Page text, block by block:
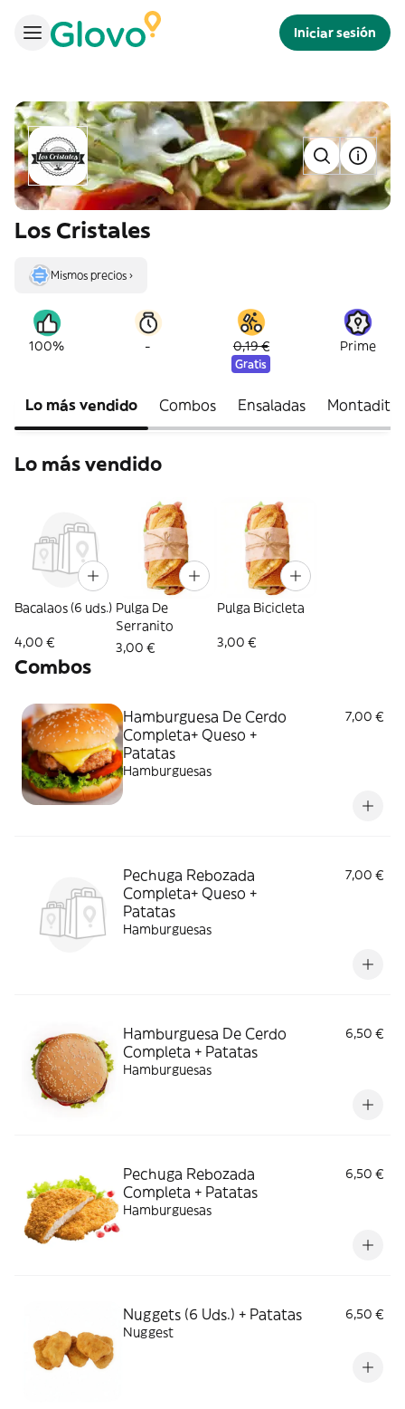
Iniciar sesión
Los Cristales
Mismos precios ›
100% - 0,19 €
Gratis
Prime
Lo más vendido Combos Ensaladas Montaditos
Lo más vendido
Bacalaos (6 uds.)
4,00 €
Pulga De
Serranito
3,00 €
Pulga Bicicleta
3,00 €
Combos
Hamburguesa De Cerdo
Completa+ Queso +
Patatas
7,00 €
Hamburguesas
Pechuga Rebozada
Completa+ Queso +
Patatas
7,00 €
Hamburguesas
Hamburguesa De Cerdo
Completa + Patatas
6,50 €
Hamburguesas
Pechuga Rebozada
Completa + Patatas
6,50 €
Hamburguesas
Nuggets (6 Uds.) + Patatas
6,50 €
Nuggest